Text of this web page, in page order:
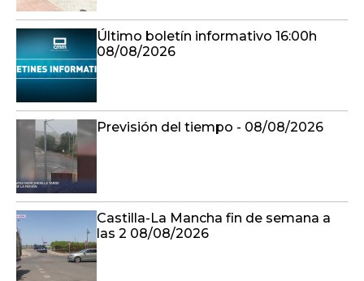
Último boletín informativo 16:00h
08/08/2026
Previsión del tiempo - 08/08/2026
Castilla-La Mancha fin de semana a
las 2 08/08/2026